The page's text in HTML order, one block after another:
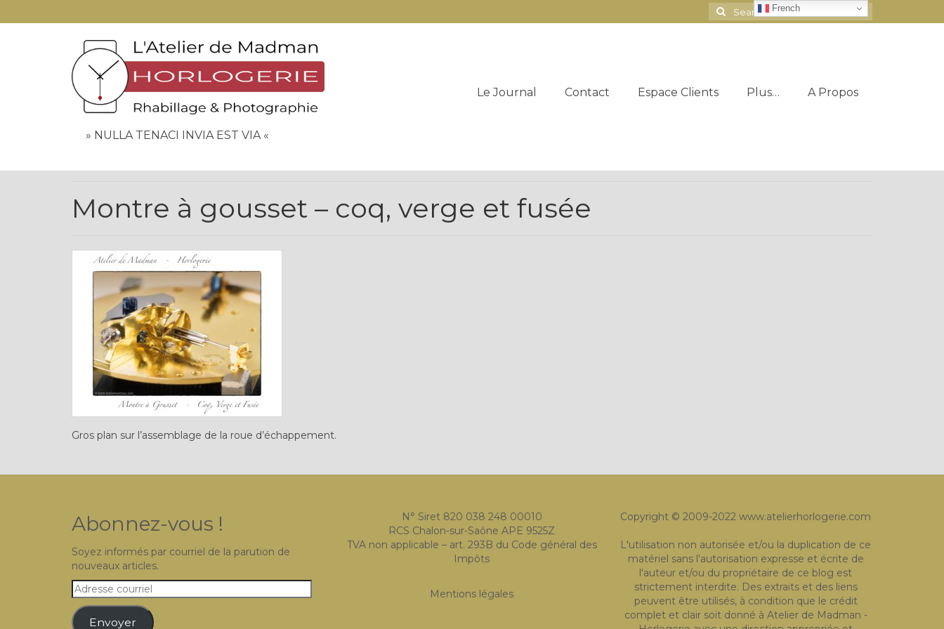
Search
for:
» NULLA TENACI INVIA EST VIA «
Le Journal Contact Espace Clients Plus… A Propos
Montre à gousset – coq, verge et fusée
Gros plan sur l’assemblage de la roue d’échappement.
Abonnez-vous !
Soyez informés par courriel de la parution de
nouveaux articles.
Adresse
courriel
Envoyer
N° Siret 820 038 248 00010
RCS Chalon-sur-Saône APE 9525Z
TVA non applicable – art. 293B du Code général des
Impôts
Mentions légales
Copyright © 2009-2022 www.atelierhorlogerie.com
L'utilisation non autorisée et/ou la duplication de ce
matériel sans l'autorisation expresse et écrite de
l'auteur et/ou du propriétaire de ce blog est
strictement interdite. Des extraits et des liens
peuvent être utilisés, à condition que le crédit
complet et clair soit donné à Atelier de Madman -
French